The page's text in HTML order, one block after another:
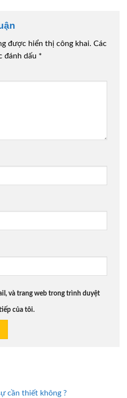
được hiển thị công khai. Các
đánh dấu *
và trang web trong trình duyệt
của tôi.
cần thiết không ?